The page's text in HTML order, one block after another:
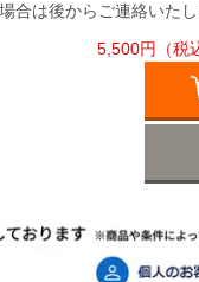
合は後からご連絡いたし
5,500円（税